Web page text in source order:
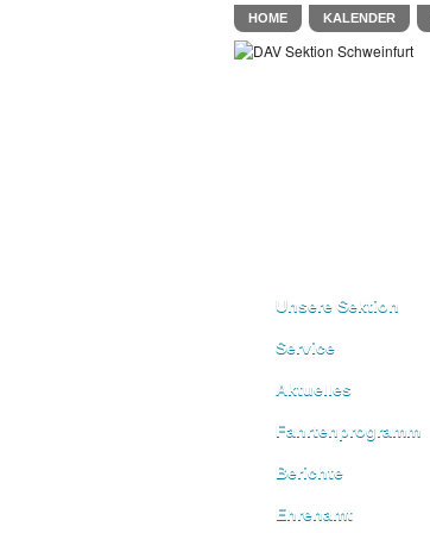
HOME KALENDER
Unsere Sektion
Service
Aktuelles
Fahrtenprogramm
Berichte
Ehrenamt